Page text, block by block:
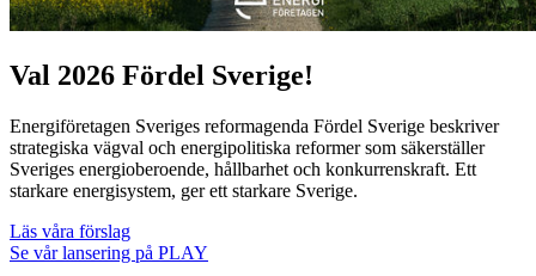
Val 2026 Fördel Sverige!
Energiföretagen Sveriges reformagenda Fördel Sverige beskriver
strategiska vägval och energipolitiska reformer som säkerställer
Sveriges energioberoende, hållbarhet och konkurrenskraft. Ett
starkare energisystem, ger ett starkare Sverige.
Läs våra förslag
Se vår lansering på PLAY